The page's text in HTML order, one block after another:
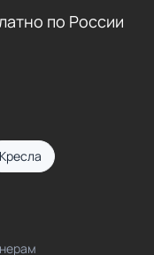
по России
Кресла